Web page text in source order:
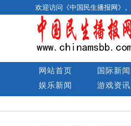
欢迎访问《中国民生播报网》。
网站首页 国际新闻
娱乐新闻
游戏资讯